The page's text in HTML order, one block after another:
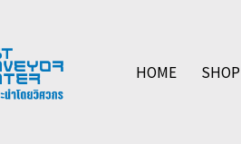
HOME SHOP